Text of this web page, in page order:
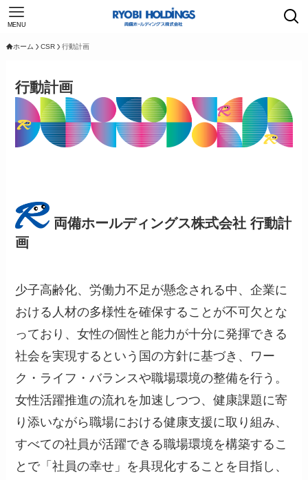
MENU
ホーム CSR 行動計画
行動計画
両備ホールディングス株式会社 行動計
画
少子高齢化、労働力不足が懸念される中、企業に
おける人材の多様性を確保することが不可欠とな
っており、女性の個性と能力が十分に発揮できる
社会を実現するという国の方針に基づき、ワー
ク・ライフ・バランスや職場環境の整備を行う。
女性活躍推進の流れを加速しつつ、健康課題に寄
り添いながら職場における健康支援に取り組み、
すべての社員が活躍できる職場環境を構築するこ
とで「社員の幸せ」を具現化することを目指し、